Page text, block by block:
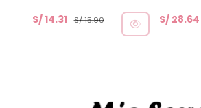
S/ 14.31
S/ 15.90
S/ 28.64